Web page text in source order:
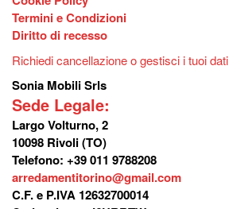
Termini e Condizioni
Diritto di recesso
Richiedi cancellazione o gestisci i tuoi dati
Sonia Mobili Srls
Sede Legale:
Largo Volturno, 2
10098 Rivoli (TO)
Telefono: +39 011 9788208
arredamentitorino@gmail.com
C.F. e P.IVA 12632700014